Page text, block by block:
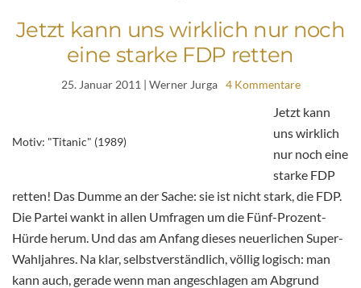
Jetzt kann uns wirklich nur noch
eine starke FDP retten
25. Januar 2011 | Werner Jurga 4 Kommentare
Motiv: "Titanic" (1989)
Jetzt kann
uns wirklich
nur noch eine
starke FDP
retten! Das Dumme an der Sache: sie ist nicht stark, die FDP.
Die Partei wankt in allen Umfragen um die Fünf-Prozent-
Hürde herum. Und das am Anfang dieses neuerlichen Super-
Wahljahres. Na klar, selbstverständlich, völlig logisch: man
kann auch, gerade wenn man angeschlagen am Abgrund